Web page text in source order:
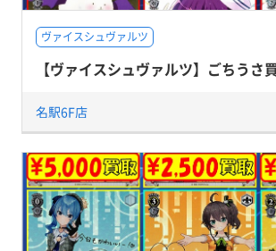
ヴァイスシュヴァルツ
【ヴァイスシュヴァルツ】ごちうさ
名駅6F店